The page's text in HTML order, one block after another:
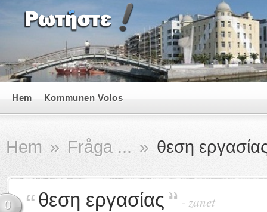
Hem Kommunen Volos
Hem » Fråga ... » θεση
0 θεση εργασίας - zanet